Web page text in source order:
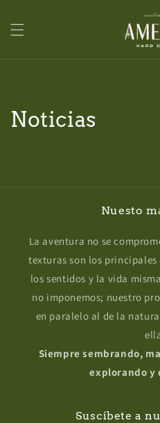
al contenido
Noticias
Nuesto
La aventura no se
texturas son los principales
los sentidos y la vida
no imponemos; nuestro
en paralelo al de la
Siempre sembrando,
explorando y
Suscíbete a